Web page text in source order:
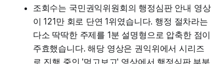
조회수는 국민권익위원회의 행정심판 안내 영상
이 121만 회로 단연 1위였습니다. 행정 절차라는
다소 딱딱한 주제를 1분 설명형으로 압축한 점이
주효했습니다. 해당 영상은 권익위에서 시리즈
로 진행 중인 '먹고보고' 영상에서 행정심판 부분